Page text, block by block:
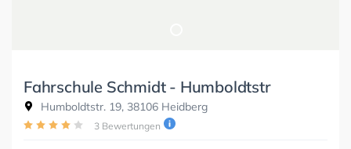
Fahrschule Schmidt - Humboldtstr
Humboldtstr. 19, 38106 Heidberg
3 Bewertungen